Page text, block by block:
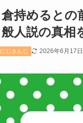
倉持めるとの
般人説の真相
にじさんじ 2026年6月17日